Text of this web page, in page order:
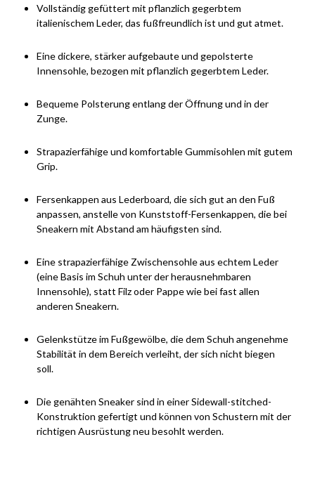
Vollständig gefüttert mit pflanzlich gegerbtem
italienischem Leder, das fußfreundlich ist und gut atmet.
Eine dickere, stärker aufgebaute und gepolsterte
Innensohle, bezogen mit pflanzlich gegerbtem Leder.
Bequeme Polsterung entlang der Öffnung und in der
Zunge.
Strapazierfähige und komfortable Gummisohlen mit gutem
Grip.
Fersenkappen aus Lederboard, die sich gut an den Fuß
anpassen, anstelle von Kunststoff-Fersenkappen, die bei
Sneakern mit Abstand am häufigsten sind.
Eine strapazierfähige Zwischensohle aus echtem Leder
(eine Basis im Schuh unter der herausnehmbaren
Innensohle), statt Filz oder Pappe wie bei fast allen
anderen Sneakern.
Gelenkstütze im Fußgewölbe, die dem Schuh angenehme
Stabilität in dem Bereich verleiht, der sich nicht biegen
soll.
Die genähten Sneaker sind in einer Sidewall-stitched-
Konstruktion gefertigt und können von Schustern mit der
richtigen Ausrüstung neu besohlt werden.